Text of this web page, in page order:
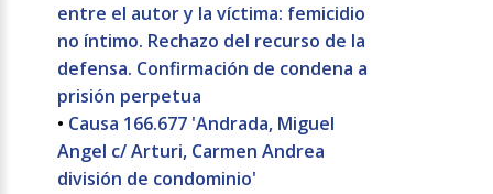
entre el autor y la víctima: femicidio
no íntimo. Rechazo del recurso de la
defensa. Confirmación de condena a
prisión perpetua
• Causa 166.677 'Andrada, Miguel
Angel c/ Arturi, Carmen Andrea
división de condominio'